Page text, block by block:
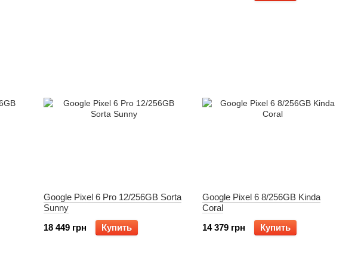
Google Pixel 6 Pro 12/256GB Sorta
Sunny
18 449 грн
Купить
Google Pixel 6 8/256GB Kinda
Coral
14 379 грн
Купить